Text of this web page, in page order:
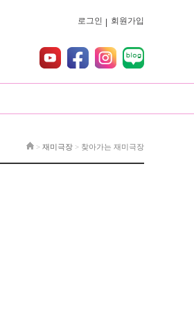
로그인 회원가입
> 재미극장 > 찾아가는 재미극장